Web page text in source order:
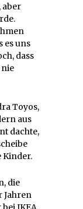
aber
es uns
dass
nie
Toyos,
aus
dachte,
Kinder.
die
Jahren